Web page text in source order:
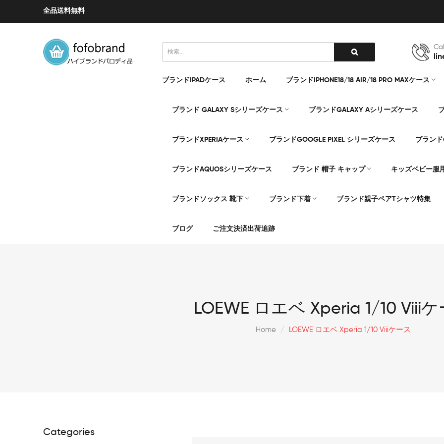
全品送料無料
ブランドIPADケース ホーム ブランドIPHONE18/18 AIR/18 PRO MAXケース
ブランド GALAXY Sシリーズケース ブランドGALAXY Aシリーズケース
ブランドXPERIAケース ブランドGOOGLE PIXEL シリーズケース ブラン
ブランドAQUOSシリーズケース ブランド 帽子 キャップ キッズベビー服
ブランドソックス 靴下 ブランド下着 ブランド親子ペアTシャツ特集
ブログ ご注文決済出荷追跡
LOEWE ロエベ Xperia 1/10 Viiiケ
Home LOEWE ロエベ Xperia 1/10 Viiiケース
Categories